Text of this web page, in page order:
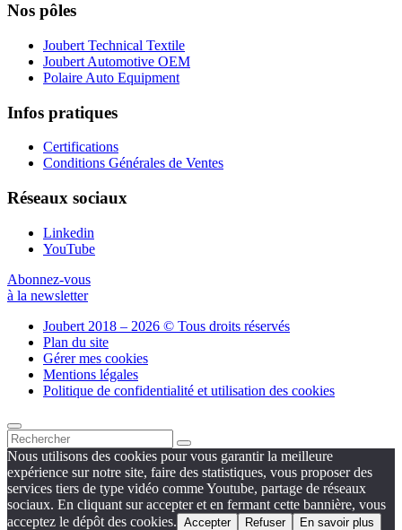
Nos pôles
Joubert Technical Textile
Joubert Automotive OEM
Polaire Auto Equipment
Infos pratiques
Certifications
Conditions Générales de Ventes
Réseaux sociaux
Linkedin
YouTube
Abonnez-vous
à la newsletter
Joubert 2018 – 2026 © Tous droits réservés
Plan du site
Gérer mes cookies
Mentions légales
Politique de confidentialité et utilisation des cookies
Nous utilisons des cookies pour vous garantir la meilleure
expérience sur notre site, faire des statistiques, vous proposer des
services tiers de type vidéo comme Youtube, partage de réseaux
sociaux. En cliquant sur accepter et en fermant cette bannière, vous
acceptez le dépôt des cookies. Accepter Refuser En savoir plus